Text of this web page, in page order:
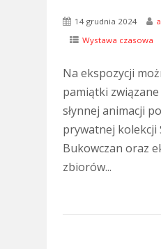
14 grudnia 2024
Wystawa czasowa
Na ekspozycji
pamiątki
słynnej animacji
prywatnej kolekcji
Bukowczan oraz
zbiorów...